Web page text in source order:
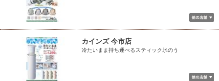
カインズ 今市店
冷たいまま持ち運べるスティック氷のう